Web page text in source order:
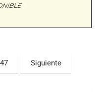
Siguiente